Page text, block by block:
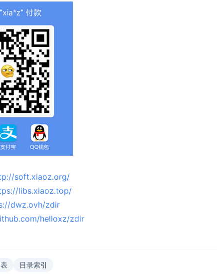
soft.xiaoz.org/
libs.xiaoz.top/
dwz.ovh/zdir
helloxz/zdir
目录索引